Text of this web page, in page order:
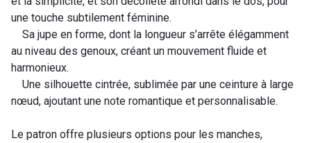
une touche subtilement féminine.
Sa jupe en forme, dont la longueur s’arrête élégamment
au niveau des genoux, créant un mouvement fluide et
harmonieux.
Une silhouette cintrée, sublimée par une ceinture à large
nœud, ajoutant une note romantique et personnalisable.
Le patron offre plusieurs options pour les manches,